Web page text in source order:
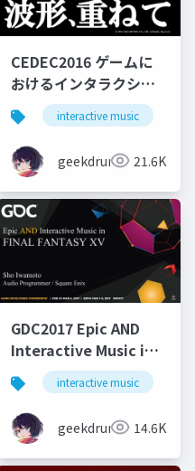
game music
CEDEC2016 ゲームに
おけるインタラクショ
ンのための音楽技術
MAGI 瞬間、波形、重
ねて
interactive music
geekdrums 21.6K
game music
GDC2017 Epic AND
Interactive Music in
FINAL FANTASY XV
interactive music
geekdrums 14.6K